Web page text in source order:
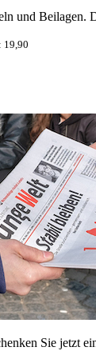
und Beilagen.
19,90
Sie jetzt